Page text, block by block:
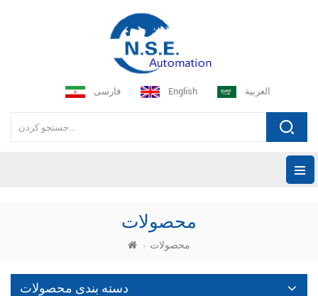
فارسی English العربية
محصولات
محصولات
دسته بندی محصولات